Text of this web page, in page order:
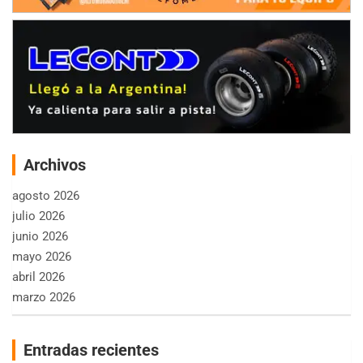
Archivos
agosto 2026
julio 2026
junio 2026
mayo 2026
abril 2026
marzo 2026
Entradas recientes